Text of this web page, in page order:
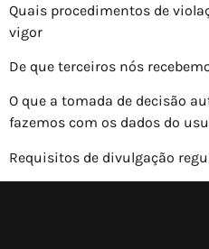
Quais procedimentos de
vigor
De que terceiros nós
O que a tomada de decisão
fazemos com os dados do
Requisitos de divulgação